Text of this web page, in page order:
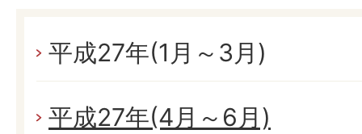
平成27年(1月～3月)
平成27年(4月～6月)